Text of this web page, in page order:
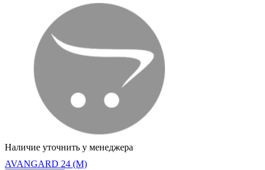
Наличие уточнить у менеджера
AVANGARD 24 (М)